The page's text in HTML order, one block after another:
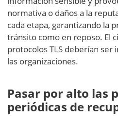
normativa o daños a la
cada etapa, garantizando la
tránsito como en reposo. El
protocolos TLS deberían ser
las organizaciones.
Pasar por alto las
periódicas de